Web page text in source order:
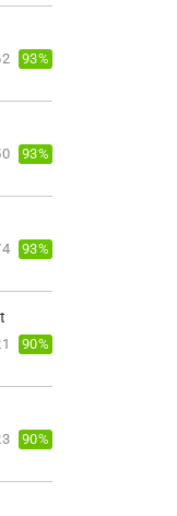
93%
93%
93%
90%
90%